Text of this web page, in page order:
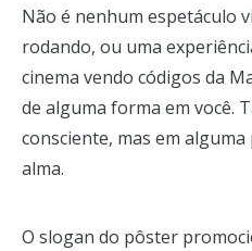
Não é nenhum espetáculo
rodando, ou uma
cinema vendo códigos da
de alguma forma em você.
consciente, mas em
alma.
O slogan do pôster